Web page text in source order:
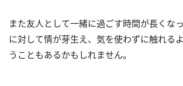
また友人として一緒に過ごす時間が長くな
に対して情が芽生え、気を使わずに触れる
うこともあるかもしれません。